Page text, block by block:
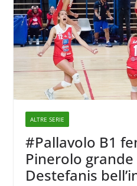
ALTRE SERIE
#Pallavolo B1
Pinerolo
Destefanis